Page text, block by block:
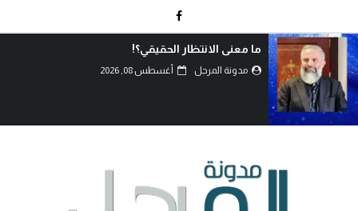
ما معنى الانتظار الحقيقي؟!
مدونة المرجل أغسطس 08, 2026